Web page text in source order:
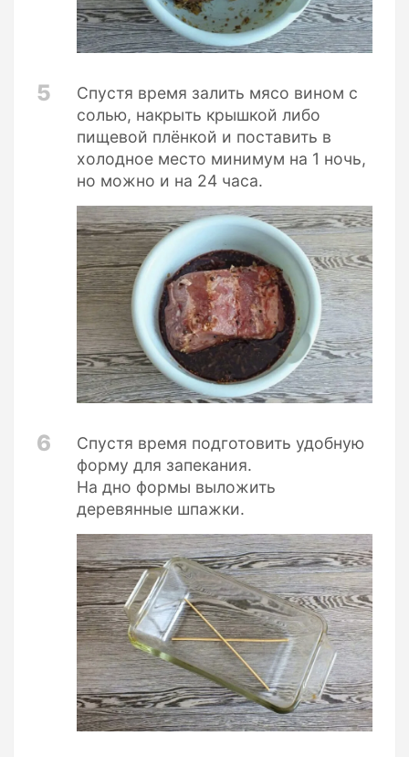
5
Спустя время залить мясо вином с
солью, накрыть крышкой либо
пищевой плёнкой и поставить в
холодное место минимум на 1 ночь,
но можно и на 24 часа.
6
Спустя время подготовить удобную
форму для запекания.
На дно формы выложить
деревянные шпажки.